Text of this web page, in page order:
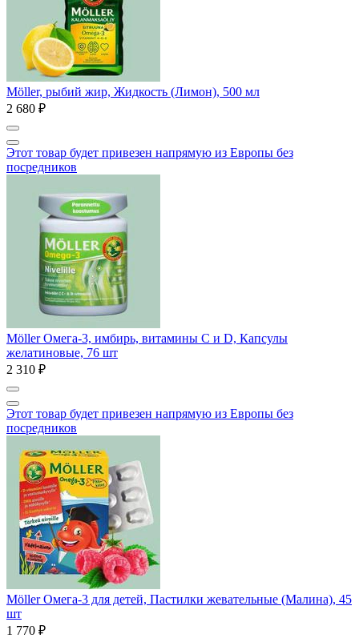
Möller, рыбий жир, Жидкость (Лимон), 500 мл
2 680 ₽
Этот товар будет привезен напрямую из Европы без
посредников
Möller Омега-3, имбирь, витамины C и D, Капсулы
желатиновые, 76 шт
2 310 ₽
Этот товар будет привезен напрямую из Европы без
посредников
Möller Омега-3 для детей, Пастилки жевательные (Малина), 45
шт
1 770 ₽